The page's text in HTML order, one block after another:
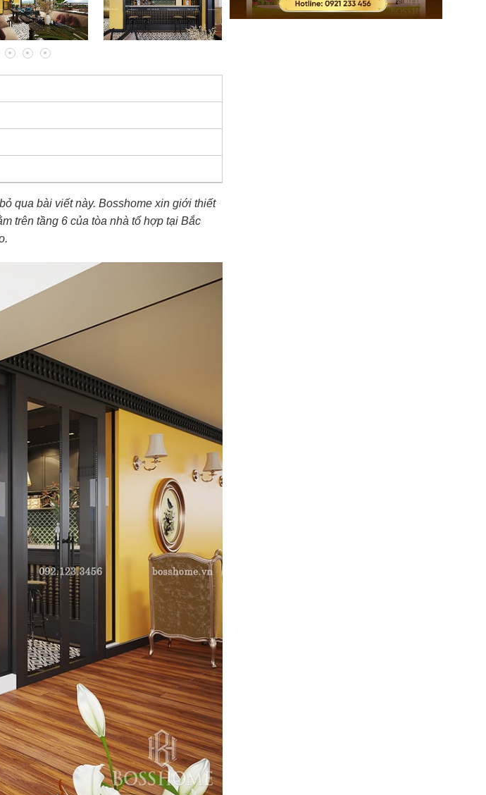
qua bài viết này. Bosshome xin giới thiết
trên tầng 6 của tòa nhà tổ hợp tại Bắc